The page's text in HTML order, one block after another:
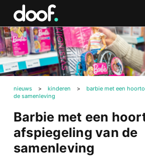
nieuws > kinderen >
barbie met een
de samenleving
Barbie met een
afspiegeling van de
samenleving
Doof.nl